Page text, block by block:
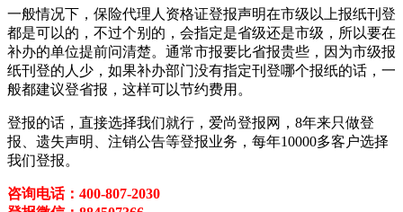
一般情况下，保险代理人资格证登报声明在市级以上报纸刊登
都是可以的，不过个别的，会指定是省级还是市级，所以要在
补办的单位提前问清楚。通常市报要比省报贵些，因为市级报
纸刊登的人少，如果补办部门没有指定刊登哪个报纸的话，一
般都建议登省报，这样可以节约费用。
登报的话，直接选择我们就行，爱尚登报网，8年来只做登
报、遗失声明、注销公告等登报业务，每年10000多客户选择
我们登报。
咨询电话：400-807-2030